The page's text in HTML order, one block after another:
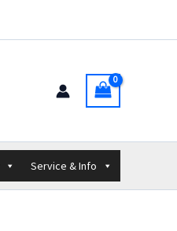
Service & Info